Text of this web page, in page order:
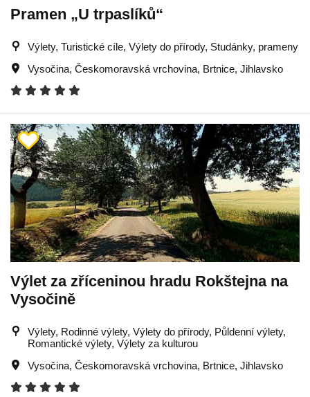
Pramen „U trpaslíků“
Výlety, Turistické cíle, Výlety do přírody, Studánky, prameny
Vysočina, Českomoravská vrchovina, Brtnice, Jihlavsko
Výlet za zříceninou hradu Rokštejna na
Vysočině
Výlety, Rodinné výlety, Výlety do přírody, Půldenní výlety,
Romantické výlety, Výlety za kulturou
Vysočina, Českomoravská vrchovina, Brtnice, Jihlavsko